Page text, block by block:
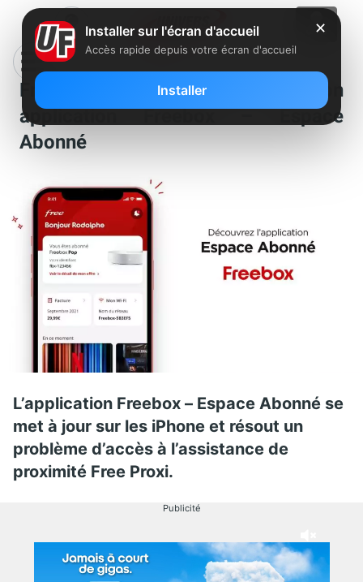
Free corrige un bug gênant dans son
application Freebox – Espace
Abonné
L’application Freebox – Espace Abonné se
met à jour sur les iPhone et résout un
problème d’accès à l’assistance de
proximité Free Proxi.
Publicité
✕
Installer sur l'écran d'accueil
Accès rapide depuis votre écran d'accueil
Installer